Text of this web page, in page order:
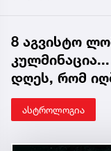
8 აგვისტო
დღეს, რომ
ასტროლოგია